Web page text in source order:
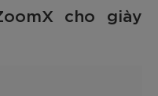
cho giày